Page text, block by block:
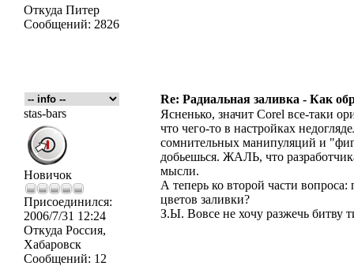
Откуда Питер
Сообщений: 2826
Re: Радиальная заливка - Как
stas-bars
Новичок
Присоединился:
2006/7/31 12:24
Откуда Россия,
Хабаровск
Сообщений: 12
Ясненько, значит Corel все-таки
что чего-то в настройках
сомнительных манипуляций и
добьешься. ЖАЛЬ, что
мысли.
А теперь ко второй части
цветов заливки?
З.Ы. Вовсе не хочу разжечь битву